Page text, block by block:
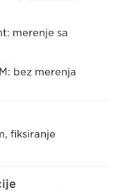
merenje sa
bez merenja
fiksiranje